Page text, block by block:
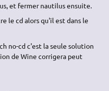
et fermer nautilus ensuite.
le cd alors qu'il est dans le
no-cd c'est la seule solution
de Wine corrigera peut